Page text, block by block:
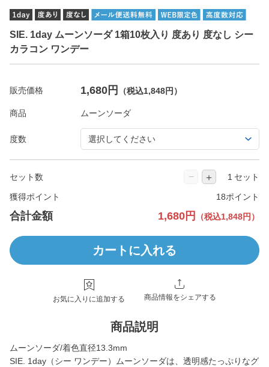
SIE. 1day ムーンソーダ 1箱10枚入り 度あり 度なし シー
カラコン ワンデー
販売価格 1,680円 （税込1,848円）
商品
度数
セット数 − ＋ セット
獲得ポイント 18ポイント
合計金額 1,680円 （税込1,848円）
カートに入れる
お気に入りに追加する 商品情報をシェアする
商品説明
ムーンソーダ/着色直径13.3mm
SIE. 1day（シー ワンデー）ムーンソーダは、透明感たっぷりなグ